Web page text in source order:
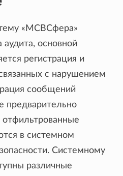
«МСВСфера»
аудита, основной
регистрация и
с нарушением
сообщений
предварительно
отфильтрованные
в системном
Системному
различные